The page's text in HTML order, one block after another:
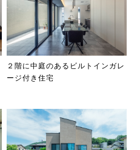
２階に中庭のあるビルトインガレ
ージ付き住宅